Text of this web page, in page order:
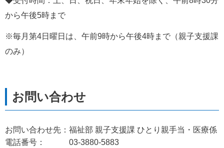
から午後5時まで
※毎月第4日曜日は、午前9時から午後4時まで（親子支援課
のみ）
お問い合わせ先：福祉部 親子支援課 ひとり親手当・医療係
電話番号： 03-3880-5883